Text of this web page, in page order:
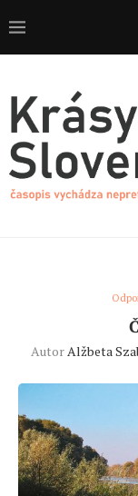
AutorAlžbeta